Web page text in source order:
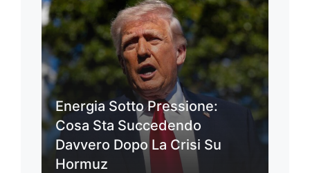
Energia Sotto Pressione:
Cosa Sta Succedendo
Davvero Dopo La Crisi Su
Hormuz